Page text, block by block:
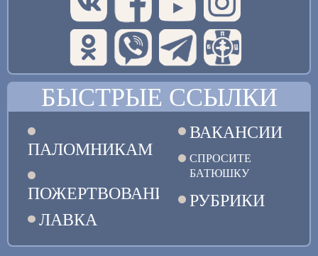
БЫСТРЫЕ ССЫЛКИ
ПАЛОМНИКАМ
ПОЖЕРТВОВАНИЯ
ЛАВКА
ВАКАНСИИ
СПРОСИТЕ
БАТЮШКУ
РУБРИКИ